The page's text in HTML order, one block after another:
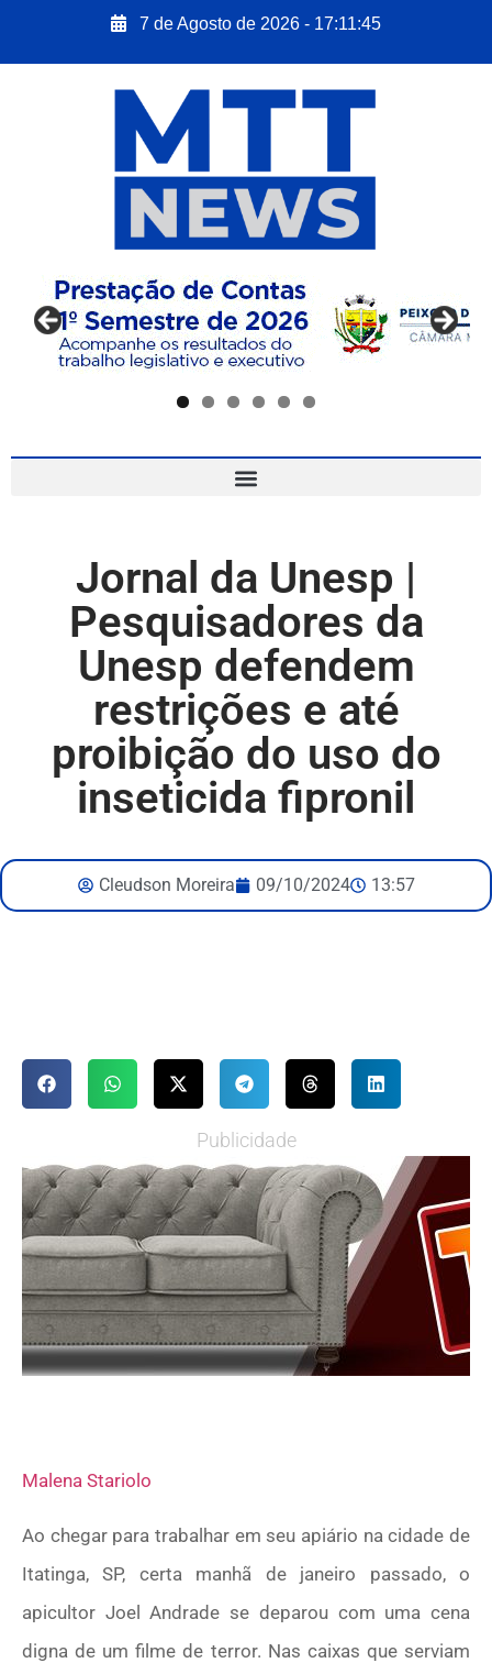
7 de Agosto de 2026 - 17:11:47
Jornal da Unesp |
Pesquisadores da
Unesp defendem
restrições e até
proibição do uso do
inseticida fipronil
Cleudson Moreira 09/10/2024 13:57
Publicidade
Malena Stariolo
Ao chegar para trabalhar em seu apiário na cidade de
Itatinga, SP, certa manhã de janeiro passado, o
apicultor Joel Andrade se deparou com uma cena
digna de um filme de terror. Nas caixas que serviam